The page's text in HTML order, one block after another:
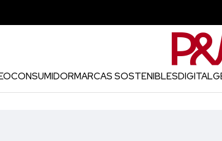
CONSUMIDORMARCAS SOSTENIBLESDIGITAL